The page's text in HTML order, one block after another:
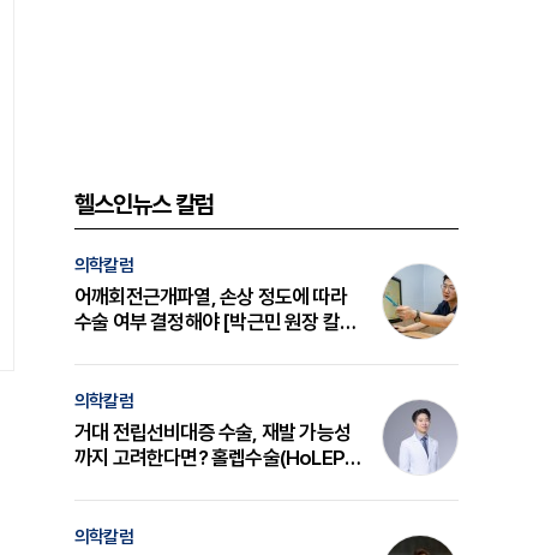
헬스인뉴스 칼럼
의학칼럼
어깨회전근개파열, 손상 정도에 따라
수술 여부 결정해야 [박근민 원장 칼
의학칼럼
거대 전립선비대증 수술, 재발 가능성
까지 고려한다면? 홀렙수술(HoLEP)
의학칼럼